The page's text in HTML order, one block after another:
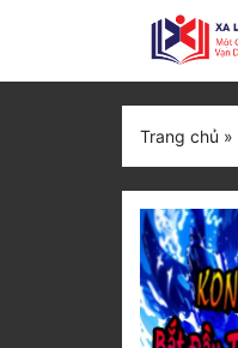
Trang chủ »